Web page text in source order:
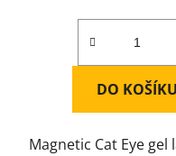
DO KOŠÍKU
Magnetic Cat Eye gel